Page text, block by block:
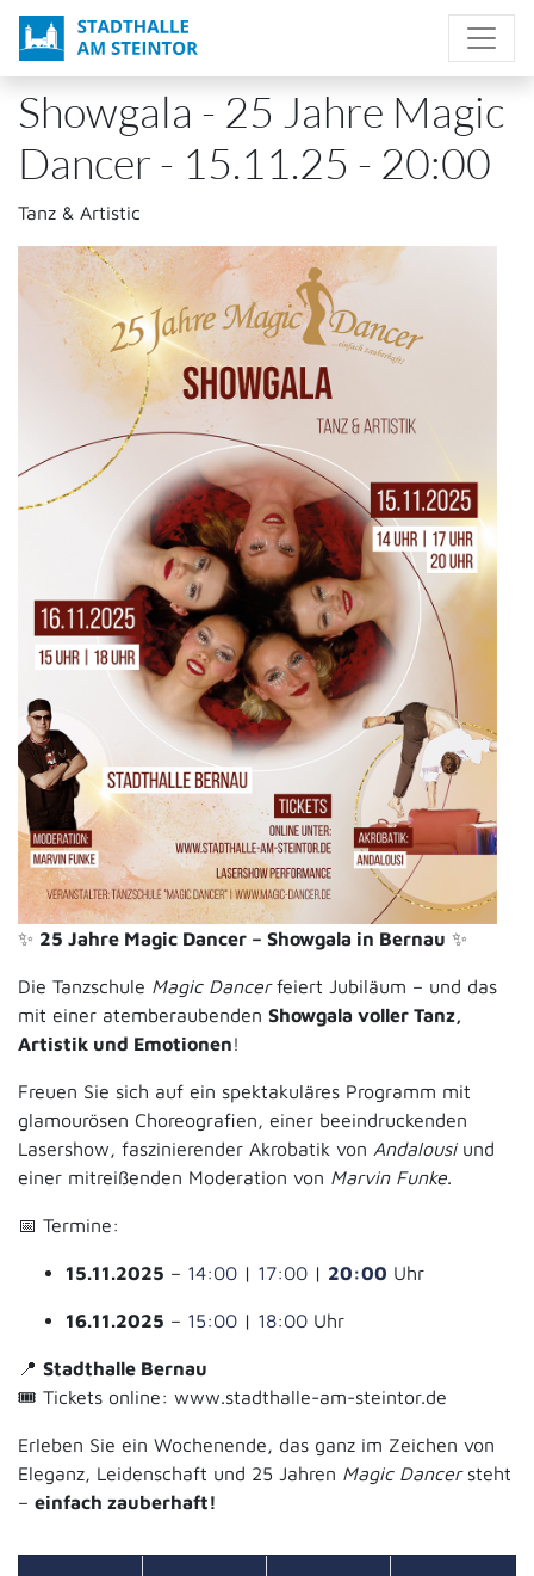
Direkt
zum
Inhalt
Showgala - 25 Jahre Magic
Dancer - 15.11.25 - 20:00
Tanz & Artistic
✨ 25 Jahre Magic Dancer – Showgala in Bernau ✨
Die Tanzschule Magic Dancerfeiert Jubiläum – und das
mit einer atemberaubenden Showgala voller Tanz,
Artistik und Emotionen!
Freuen Sie sich auf ein spektakuläres Programm mit
glamourösen Choreografien, einer beeindruckenden
Lasershow, faszinierender Akrobatik von Andalousiund
einer mitreißenden Moderation von Marvin Funke.
📅 Termine:
15.11.2025 – 14:00 | 17:00 | 20:00 Uhr
16.11.2025 – 15:00 | 18:00 Uhr
📍 Stadthalle Bernau
🎟️ Tickets online: www.stadthalle-am-steintor.de
Erleben Sie ein Wochenende, das ganz im Zeichen von
Eleganz, Leidenschaft und 25 Jahren Magic Dancersteht
– einfach zauberhaft!